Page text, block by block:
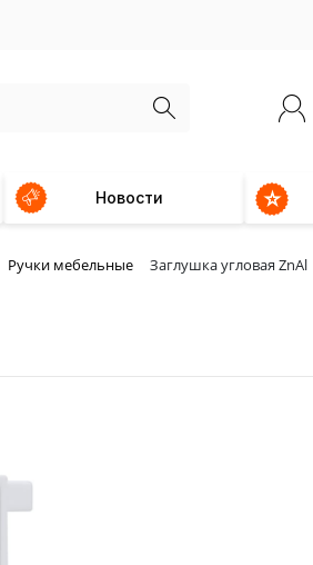
Новости
Ручки мебельные Заглушка угловая ZnAl